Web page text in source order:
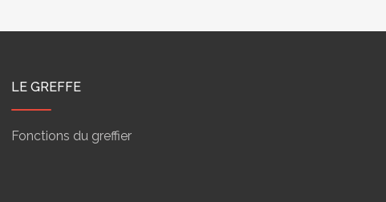
LE GREFFE
Fonctions du greffier